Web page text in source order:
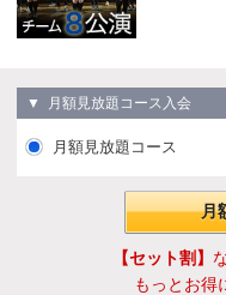
▼ 月額見放題コース入会
月額見放題コース
月
【セット割】
もっとお得